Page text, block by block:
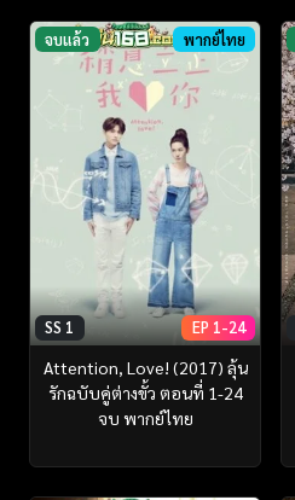
จบแล้ว พากย์ไทย
SS 1 EP 1-24
Attention, Love! (2017) ลุ้น
รักฉบับคู่ต่างขั้ว ตอนที่ 1-24
จบ พากย์ไทย